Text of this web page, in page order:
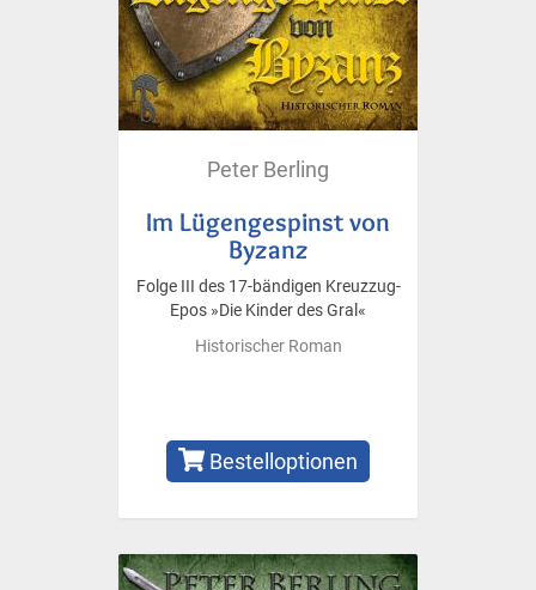
Peter Berling
Im Lügengespinst von
Byzanz
Folge III des 17-bändigen Kreuzzug-
Epos »Die Kinder des Gral«
Historischer Roman
Bestelloptionen